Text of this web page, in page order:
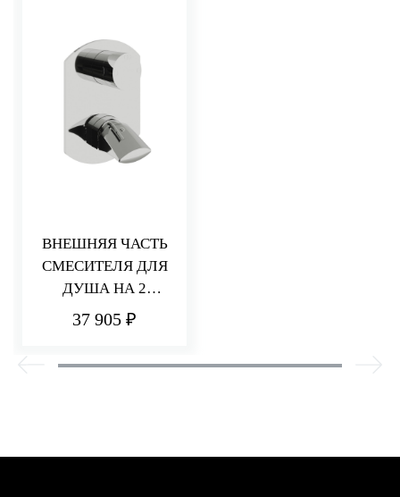
ВНЕШНЯЯ ЧАСТЬ
СМЕСИТЕЛЯ ДЛЯ
ДУША НА 2
ПОТРЕБИТЕЛЯ
37 905 ₽